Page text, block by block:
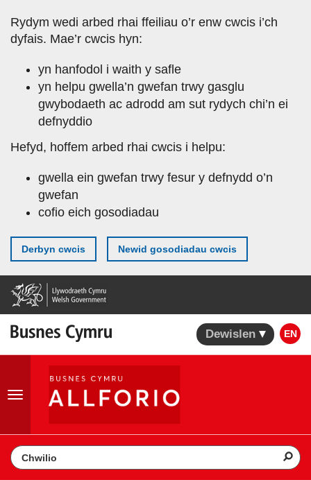
main
Rydym wedi arbed rhai ffeiliau o’r enw cwcis i’ch
dyfais. Mae’r cwcis hyn:
yn hanfodol i waith y safle
yn helpu gwella’n gwefan trwy gasglu
gwybodaeth ac adrodd am sut rydych chi’n ei
defnyddio
Hefyd, hoffem arbed rhai cwcis i helpu:
gwella ein gwefan trwy fesur y defnydd o’n
gwefan
cofio eich gosodiadau
Derbyn cwcis Newid gosodiadau cwcis
Dewislen EN
Toggle
Search the website